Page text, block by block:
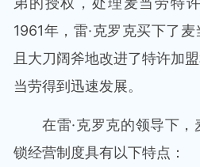
1961年，雷·克罗克买下了
且大刀阔斧地改进了特许加
当劳得到迅速发展。
在雷·克罗克的领导下
锁经营制度具有以下特点：